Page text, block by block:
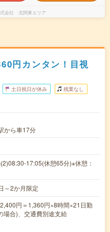
会社 北関東エリア
円カンタン！目視
土日祝日が休み 残業なし
から車17分
17:05(休憩65分)※休憩：
～2か月限定
円＝1,360円×8時間×21日勤
場合)、交通費別途支給